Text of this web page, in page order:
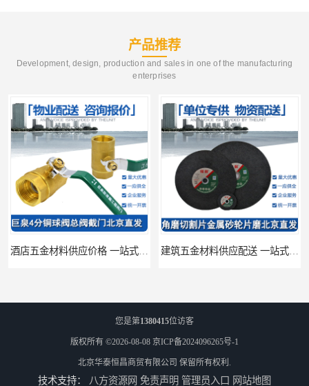
产品推荐
Development, design, production and sales in one of the manufacturing
enterprises
您是第1380415位访客
版权所有 ©2026-08-08 京ICP备2024096265号-1
北京华泰恒昌商贸有限公司 保留所有权利.
技术支持： 八方资源网 免责声明 管理员入口 网站地图